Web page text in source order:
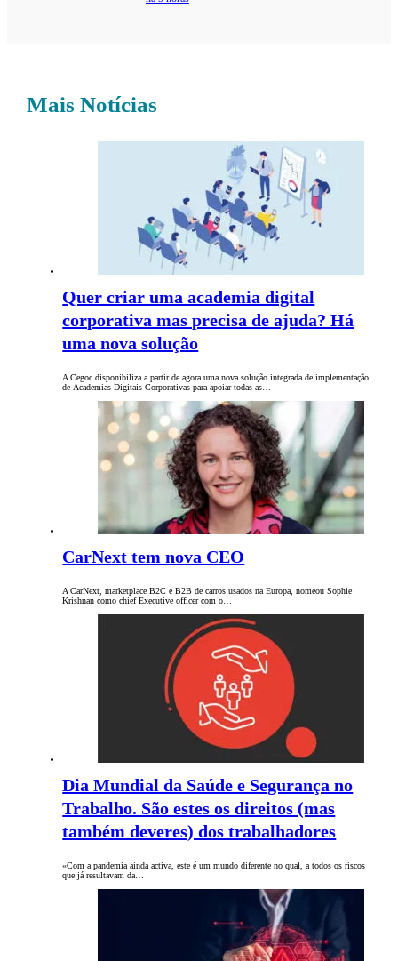
Mais Notícias
Quer criar uma academia digital
corporativa mas precisa de ajuda? Há
uma nova solução
A Cegoc disponibiliza a partir de agora uma nova solução integrada de implementação
de Academias Digitais Corporativas para apoiar todas as…
CarNext tem nova CEO
A CarNext, marketplace B2C e B2B de carros usados na Europa, nomeou Sophie
Krishnan como chief Executive officer com o…
Dia Mundial da Saúde e Segurança no
Trabalho. São estes os direitos (mas
também deveres) dos trabalhadores
«Com a pandemia ainda activa, este é um mundo diferente no qual, a todos os riscos
que já resultavam da…